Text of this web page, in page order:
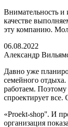
Внимательность
качестве
эту компанию.
06.08.2022
Александр
Давно уже
семейного
работаем.
спроектирует
«Proekt-shop''. И
организация